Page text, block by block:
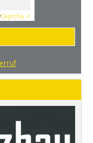
Captcha ⇗